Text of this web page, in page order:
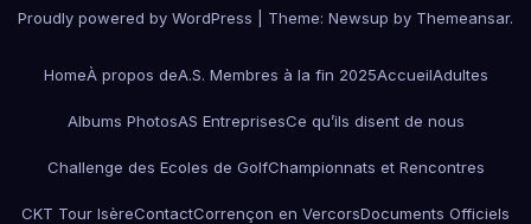
Proudly powered by WordPress Theme: Newsup by Themeansar.
HomeÀ propos deA.S. Membres à la fin 2025AccueilAdultes
Albums PhotosAS EntreprisesCe qu’ils disent de nous
Challenge des Ecoles de GolfChampionnats et Rencontres
CKT Tour IsèreContactCorrençon en VercorsDocuments Officiels